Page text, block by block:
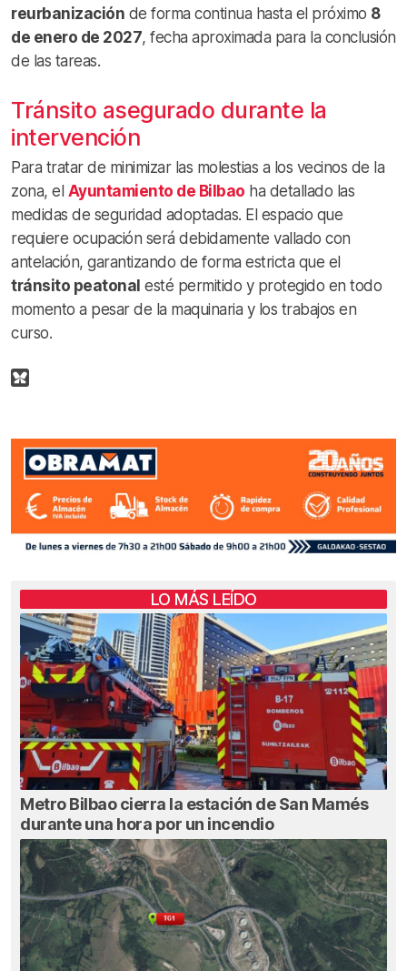
reurbanización de forma continua hasta el próximo 8
de enero de 2027, fecha aproximada para la conclusión
de las tareas.
Tránsito asegurado durante la
intervención
Para tratar de minimizar las molestias a los vecinos de la
zona, el Ayuntamiento de Bilbao ha detallado las
medidas de seguridad adoptadas. El espacio que
requiere ocupación será debidamente vallado con
antelación, garantizando de forma estricta que el
tránsito peatonal esté permitido y protegido en todo
momento a pesar de la maquinaria y los trabajos en
curso.
LO MÁS LEÍDO
Metro Bilbao cierra la estación de San Mamés
durante una hora por un incendio